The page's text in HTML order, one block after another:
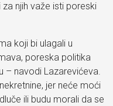
za njih važe isti poreski
koji bi ulagali u
poreska politika
– navodi Lazarevićeva.
jer neće moći
ili budu morali da se